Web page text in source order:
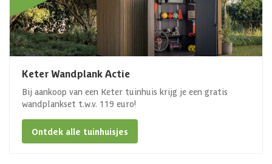
Keter Wandplank Actie
Bij aankoop van een Keter tuinhuis krijg je een gratis
wandplankset t.w.v. 119 euro!
Ontdek alle tuinhuisjes